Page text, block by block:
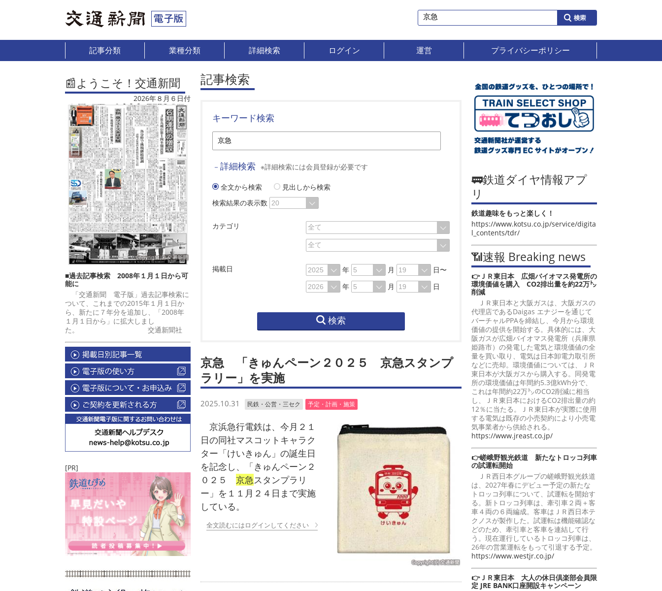
記事分類 業種分類 詳細検索 ログイン 運営 プライバシーポリシー
📰ようこそ！交通新聞
2026年８月６日付
■過去記事検索 2008年１月１日から可
能に
「交通新聞 電子版」過去記事検索に
ついて、これまでの2015年１月１日か
ら、新たに７年分を追加し、「2008年
１月１日から」に拡大しまし
た。 交通新聞社
[PR]
記事検索
キーワード検索
－ 詳細検索 ※詳細検索には会員登録が必要です
全文から検索
見出しから検索
検索結果の表示数
カテゴリ
掲載日 年 月
日〜
年
月 日
検索
京急 「きゅんペーン２０２５ 京急スタンプ
ラリー」を実施
2025.10.31 民鉄・公営・三セク 予定・計画・施策
京浜急行電鉄は、今月２１
日の同社マスコットキャラク
ター「けいきゅん」の誕生日
を記念し、「きゅんペーン２
０２５ 京急スタンプラリ
ー」を１１月２４日まで実施
している。
全文読むにはログインしてください
🚃鉄道ダイヤ情報アプ
リ
鉄道趣味をもっと楽しく！
https://www.kotsu.co.jp/service/digita
l_contents/tdr/
📶速報 Breaking news
👉ＪＲ東日本 広畑バイオマス発電所の
環境価値を購入 CO2排出量を約22万㌧
削減
ＪＲ東日本と大阪ガスは、大阪ガスの
代理店であるDaigas エナジーを通じて
バーチャルPPAを締結し、今月から環境
価値の提供を開始する。具体的には、大
阪ガスが広畑バイオマス発電所（兵庫県
姫路市）の発電した電気と環境価値の全
量を買い取り、電気は日本卸電力取引所
などに売却。環境価値については、ＪＲ
東日本が大阪ガスから購入する。同発電
所の環境価値は年間約5.3億kWh分で、
これは年間約22万㌧のCO2削減に相当
し、ＪＲ東日本におけるCO2排出量の約
12％に当たる。ＪＲ東日本が実際に使用
する電気は既存の小売契約により小売電
気事業者から供給される。
https://www.jreast.co.jp/
👉嵯峨野観光鉄道 新たなトロッコ列車
の試運転開始
ＪＲ西日本グループの嵯峨野観光鉄道
は、2027年春にデビュー予定の新たな
トロッコ列車について、試運転を開始す
る。新トロッコ列車は、牽引車２両＋客
車４両の６両編成。客車はＪＲ西日本テ
クノスが製作した。試運転は機能確認な
どのため、牽引車と客車を連結して行
う。現在運行しているトロッコ列車は、
26年の営業運転をもって引退する予定。
https://www.westjr.co.jp/
👉ＪＲ東日本 大人の休日倶楽部会員限
定 JRE BANK口座開設キャンペーン